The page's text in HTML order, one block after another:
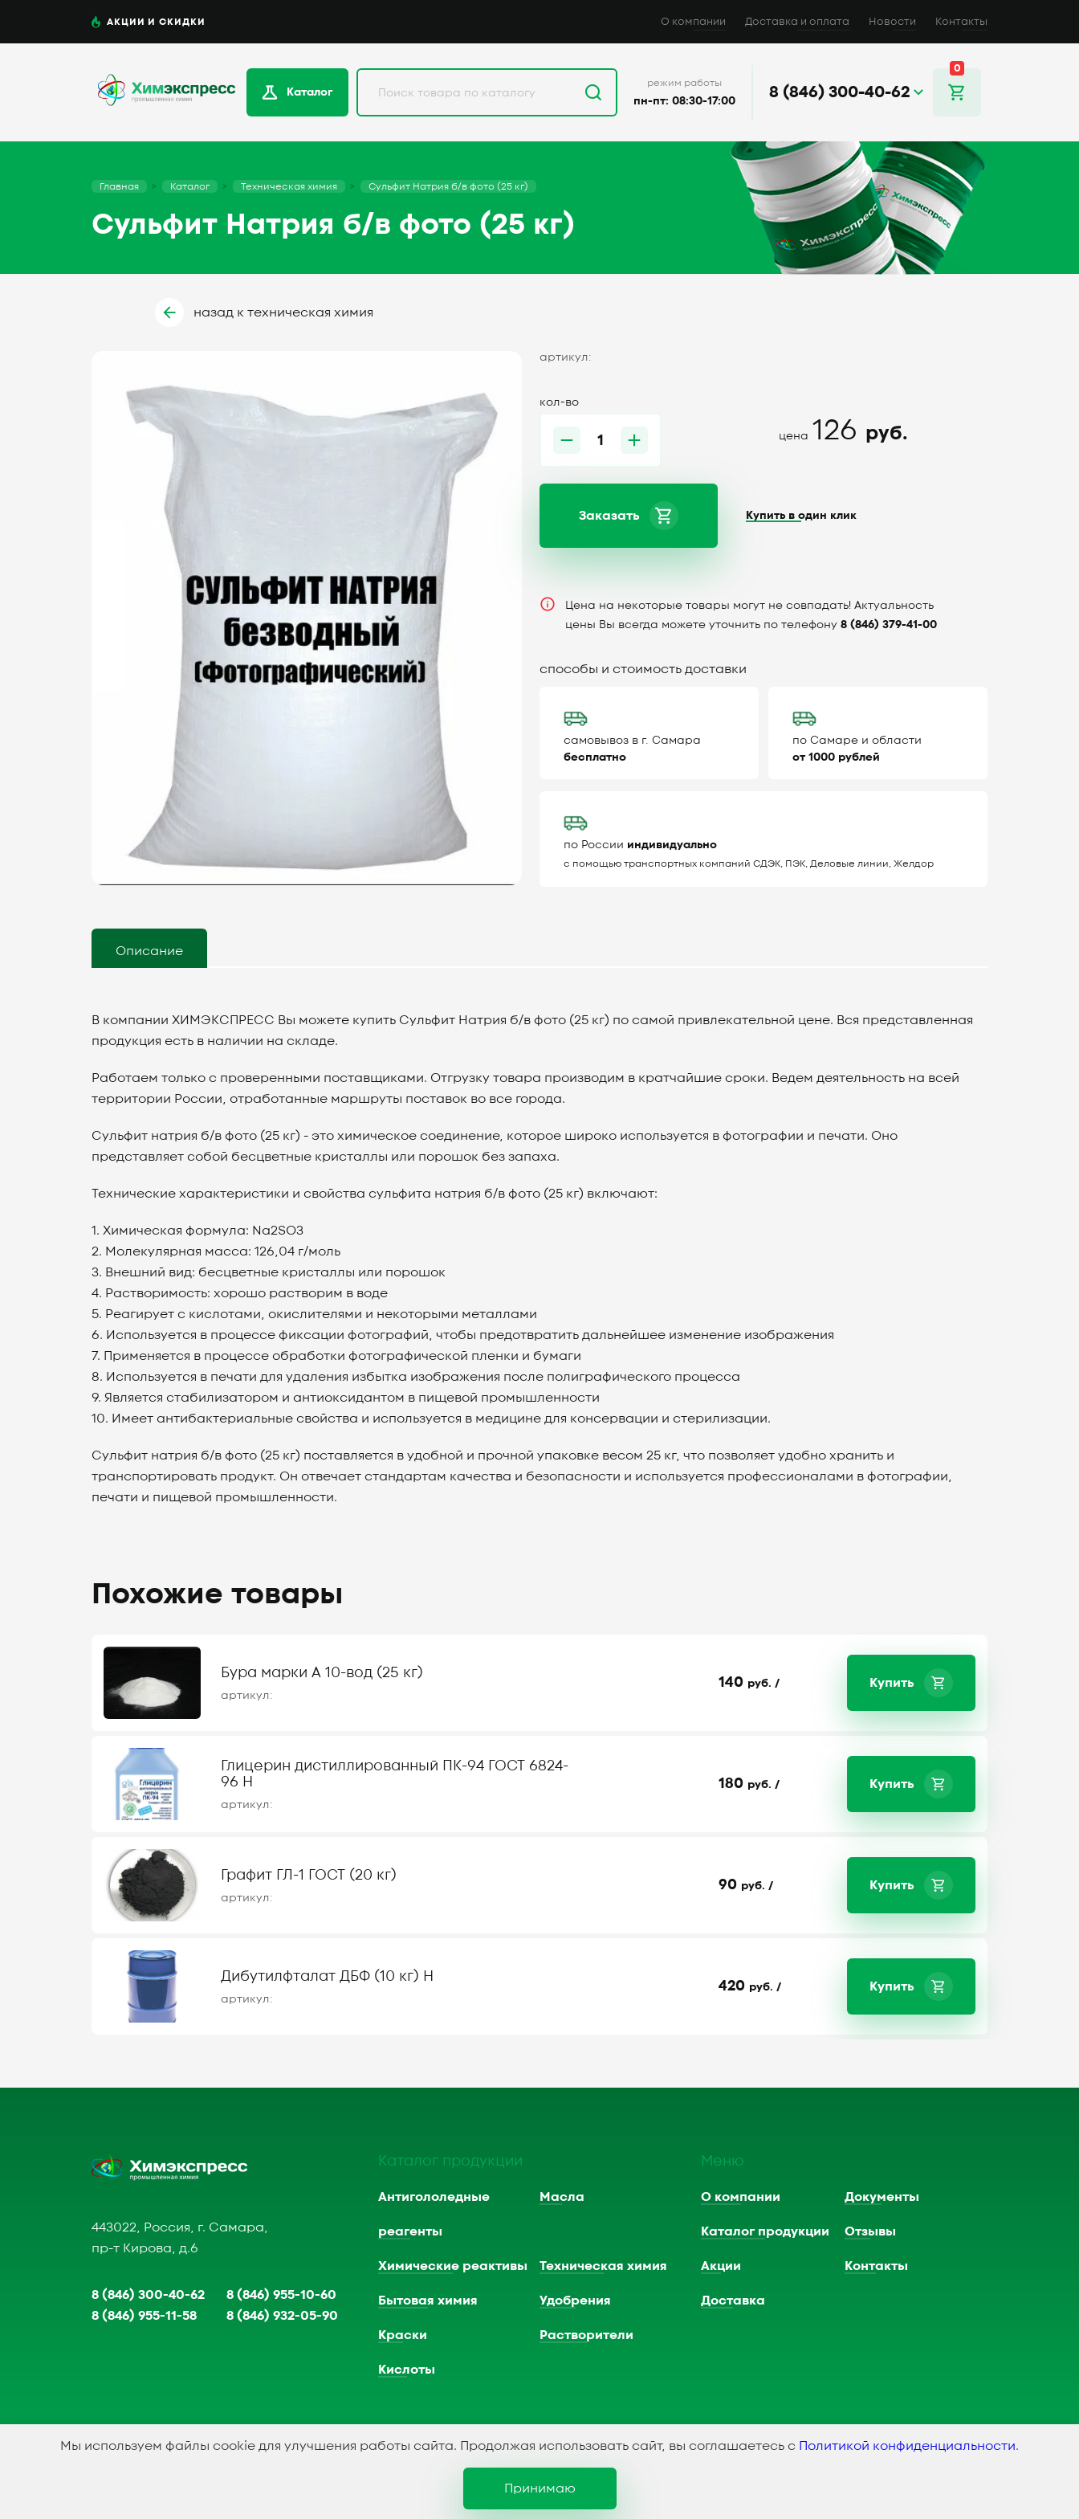
АКЦИИ И СКИДКИ О компании Доставка и оплата Новости Контакты
Каталог
режим работы
пн-пт: 08:30-17:00 8 (846) 300-40-62
0
Главная Каталог Техническая химия Сульфит Натрия б/в фото (25 кг)
Сульфит Натрия б/в фото (25 кг)
назад к техническая химия
артикул:
кол-во
цена 126 руб.
Заказать Купить в один клик
Цена на некоторые товары могут не совпадать! Актуальность
цены Вы всегда можете уточнить по телефону 8 (846) 379-41-00
способы и стоимость доставки
самовывоз в г. Самара
бесплатно
по Самаре и области
от 1000 рублей
по России индивидуально
с помощью транспортных компаний СДЭК, ПЭК, Деловые линии, Желдор
Описание
В компании ХИМЭКСПРЕСС Вы можете купить Сульфит Натрия б/в фото (25 кг) по самой привлекательной цене. Вся представленная
продукция есть в наличии на складе.
Работаем только с проверенными поставщиками. Отгрузку товара производим в кратчайшие сроки. Ведем деятельность на всей
территории России, отработанные маршруты поставок во все города.
Сульфит натрия б/в фото (25 кг) - это химическое соединение, которое широко используется в фотографии и печати. Оно
представляет собой бесцветные кристаллы или порошок без запаха.
Технические характеристики и свойства сульфита натрия б/в фото (25 кг) включают:
1. Химическая формула: Na2SO3
2. Молекулярная масса: 126,04 г/моль
3. Внешний вид: бесцветные кристаллы или порошок
4. Растворимость: хорошо растворим в воде
5. Реагирует с кислотами, окислителями и некоторыми металлами
6. Используется в процессе фиксации фотографий, чтобы предотвратить дальнейшее изменение изображения
7. Применяется в процессе обработки фотографической пленки и бумаги
8. Используется в печати для удаления избытка изображения после полиграфического процесса
9. Является стабилизатором и антиоксидантом в пищевой промышленности
10. Имеет антибактериальные свойства и используется в медицине для консервации и стерилизации.
Сульфит натрия б/в фото (25 кг) поставляется в удобной и прочной упаковке весом 25 кг, что позволяет удобно хранить и
транспортировать продукт. Он отвечает стандартам качества и безопасности и используется профессионалами в фотографии,
печати и пищевой промышленности.
Похожие товары
Бура марки А 10-вод (25 кг)
артикул:
140 руб. / Купить
Глицерин дистиллированный ПК-94 ГОСТ 6824-
96 Н
артикул:
180 руб. / Купить
Графит ГЛ-1 ГОСТ (20 кг)
артикул:
90 руб. / Купить
Дибутилфталат ДБФ (10 кг) Н
артикул:
420 руб. / Купить
443022, Россия, г. Самара,
пр-т Кирова, д.6
8 (846) 300-40-62
8 (846) 955-10-60
8 (846) 955-11-58
8 (846) 932-05-90
Каталог продукции
Антигололедные
реагенты
Масла
Химические реактивы Техническая химия
Бытовая химия Удобрения
Краски Растворители
Кислоты
Меню
О компании Документы
Каталог продукции Отзывы
Акции Контакты
Доставка
Политика конфидициальности
Мы используем файлы cookie для улучшения работы сайта. Продолжая использовать сайт, вы соглашаетесь с Политикой конфиденциальности.
Принимаю